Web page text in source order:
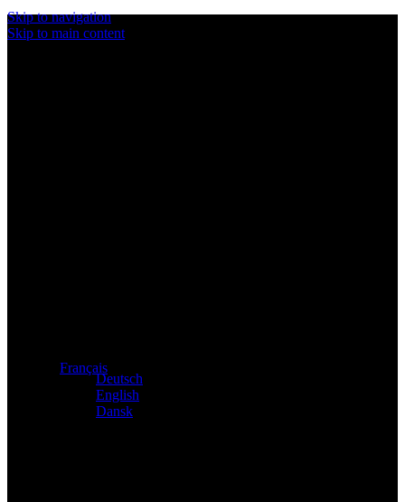
Skip to navigation
Skip to main content
Français
Deutsch
English
Dansk